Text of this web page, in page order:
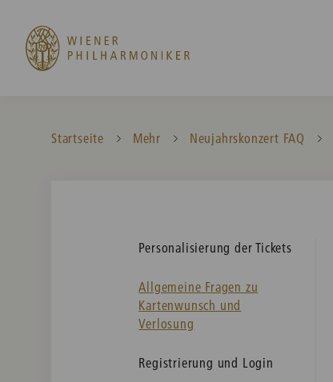
Startseite Mehr Neujahrskonzert FAQ
Personalisierung der Tickets
Allgemeine Fragen zu
Kartenwunsch und
Verlosung
Registrierung und Login